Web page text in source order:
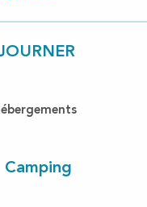
Camping
40170 Lit-